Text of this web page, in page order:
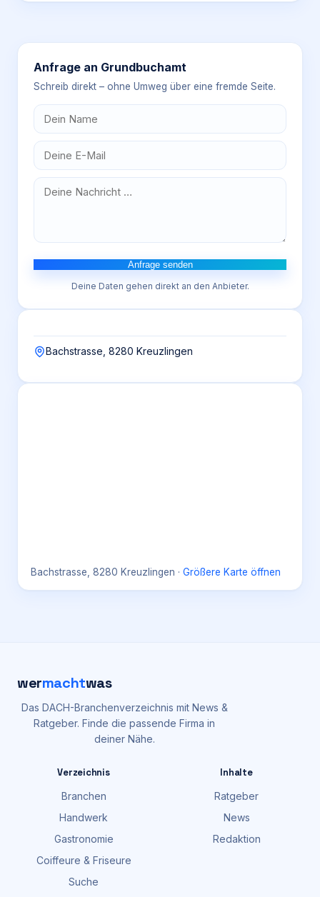
Anfrage an Grundbuchamt
Schreib direkt – ohne Umweg über eine fremde Seite.
Anfrage senden
Deine Daten gehen direkt an den Anbieter.
Bachstrasse, 8280 Kreuzlingen
Bachstrasse, 8280 Kreuzlingen · Größere Karte öffnen
wermachtwas
Das DACH-Branchenverzeichnis mit News &
Ratgeber. Finde die passende Firma in
deiner Nähe.
Verzeichnis
Branchen
Handwerk
Gastronomie
Coiffeure & Friseure
Suche
Inhalte
Ratgeber
News
Redaktion